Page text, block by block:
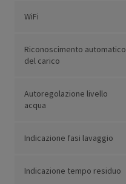
WiFi
Riconoscimento automatico
del carico
Autoregolazione livello
acqua
Indicazione fasi lavaggio
Indicazione tempo residuo